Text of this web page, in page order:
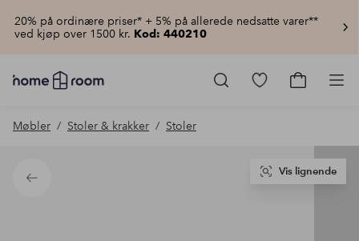
20% på ordinære priser* + 5% på allerede nedsatte varer**
ved kjøp over 1500 kr. Kod: 440210
Homeroom
–
hjemmet
pris
Gå
Gå
Møbler Stoler & krakker Stoler
Tilbake
Vis lignende